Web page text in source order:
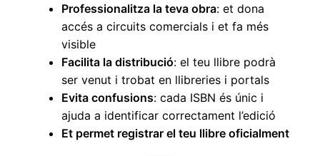
Professionalitza la teva obra: et dona
accés a circuits comercials i et fa més
visible
Facilita la distribució: el teu llibre podrà
ser venut i trobat en llibreries i portals
Evita confusions: cada ISBN és únic i
ajuda a identificar correctament l’edició
Et permet registrar el teu llibre oficialment